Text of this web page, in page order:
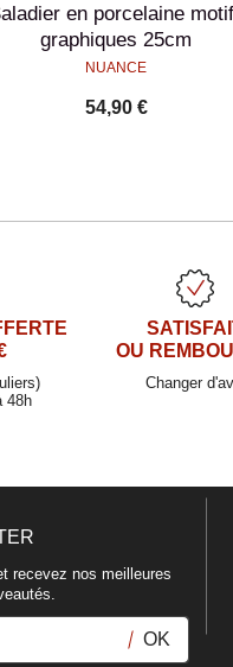
en porcelaine
graphiques 25cm
NUANCE
54,90 €
48h
OU
Changer
recevez nos meilleures